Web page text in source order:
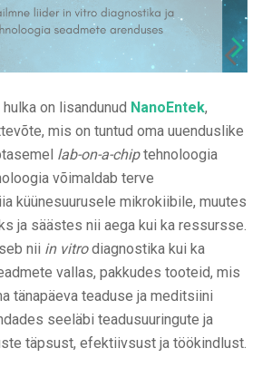
on lisandunud NanoEntek,
mis on tuntud oma uuenduslike
lab-on-a-chiptehnoloogia
võimaldab terve
küüne­suurusele mikrokiibile, muutes
ja säästes nii aega kui ka ressursse.
nii in vitrodiagnostika kui ka
vallas, pakkudes tooteid, mis
tänapäeva teaduse ja meditsiini
seeläbi teadusuuringute ja
täpsust, efektiivsust ja töökindlust.